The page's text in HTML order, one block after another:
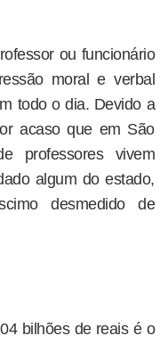
ou funcionário
moral e verbal
todo o dia. Devido a
acaso que em São
professores vivem
algum do estado,
desmedido de
bilhões de reais é o